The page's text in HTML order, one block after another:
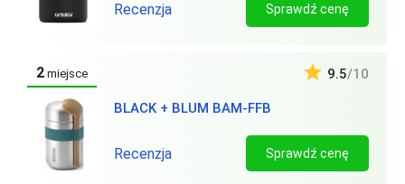
Recenzja Sprawdź cenę
2 miejsce
BLACK + BLUM BAM-FFB
9.5/10
Recenzja Sprawdź cenę